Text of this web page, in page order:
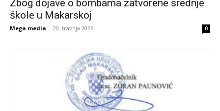
Zbog dojave o bombama zatvorene srednje
škole u Makarskoj
Mega media - 20. travnja 2026. 0